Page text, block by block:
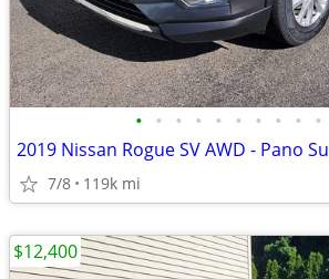
• • • • • • • • • •
7/8 119k mi
$12,400